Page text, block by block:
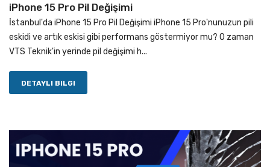
iPhone 15 Pro Pil Değişimi
İstanbul'da iPhone 15 Pro Pil Değişimi iPhone 15 Pro'nunuzun pili
eskidi ve artık eskisi gibi performans göstermiyor mu? O zaman
VTS Teknik'in yerinde pil değişimi h...
DETAYLI BILGI